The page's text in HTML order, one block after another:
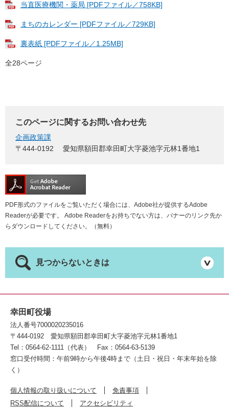
当直医療機関・薬局 [PDFファイル／758KB]
まちのカレンダー [PDFファイル／729KB]
裏表紙 [PDFファイル／1.25MB]
全28ページ
このページに関するお問い合わせ先
企画政策課
〒444-0192
愛知県額田郡幸田町大字菱池字元林1番地1
PDF形式のファイルをご覧いただく場合には、Adobe社が提供するAdobe
Readerが必要です。
Adobe Readerをお持ちでない方は、バナーのリンク先か
らダウンロードしてください。（無料）
見つからないときは
幸田町役場
法人番号7000020235016
〒444-0192
愛知県額田郡幸田町大字菱池字元林1番地1
Tel：0564-62-1111（代表）
Fax：0564-63-5139
窓口受付時間：午前9時から午後4時まで（土日・祝日・年末年始を除
く）
個人情報の取り扱いについて
免責事項
RSS配信について
アクセシビリティ